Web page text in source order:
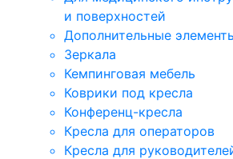
и поверхностей
Дополнительные
Зеркала
Кемпинговая мебель
Коврики под кресла
Конференц-кресла
Кресла для операторов
Кресла для